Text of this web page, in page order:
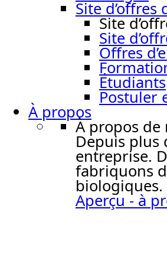
Site d’offres
Site
Site
Offres
Étudiants
Postuler
À propos
À propos de
Depuis plus
entreprise.
fabriquons
biologiques.
Aperçu - à